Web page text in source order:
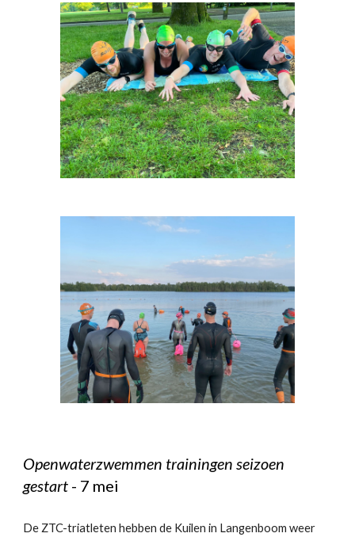
Openwaterzwemmen trainingen seizoen
gestart - 7 mei
De ZTC-triatleten hebben de Kuilen in Langenboom weer